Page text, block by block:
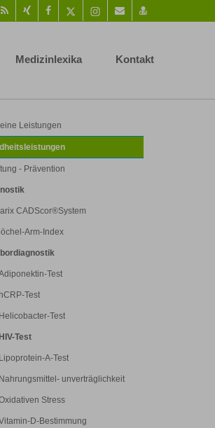
RSS-
Feed
Auf
Xing
Auf
Facebook
Twitter
Instagram-
Seite
Per
Mail
vCard
speichern
Medizinlexika Kontakt
Leistungen
- Prävention
CADScor®System
Arm-Index
Test
hCRP-Test
Helicobacter-Test
HIV-Test
Lipoprotein-A-Test
Nahrungsmittel- unverträglichkeit
Stress
D-Bestimmung